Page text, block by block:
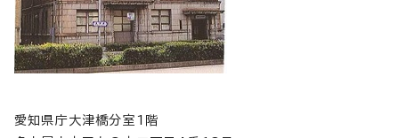
愛知県庁大津橋分室1階